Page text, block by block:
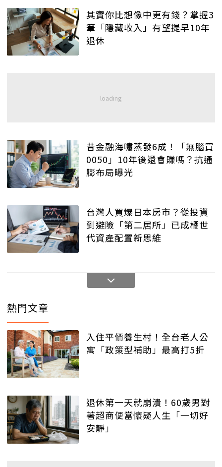
其實你比想像中更有錢？掌握3
筆「隱藏收入」有望提早10年
退休
昔金融海嘯蒸發6成！「無腦買
0050」10年後還會賺嗎？抗通
膨布局曝光
台灣人買爆日本房市？從投資
到避險「第二居所」已成橘世
代資產配置新思維
熱門文章
入住平價養生村！全台老人公
寓「政策型補助」最高打5折
退休第一天就崩潰！60歲男對
著超商便當懷疑人生「一切好
安靜」